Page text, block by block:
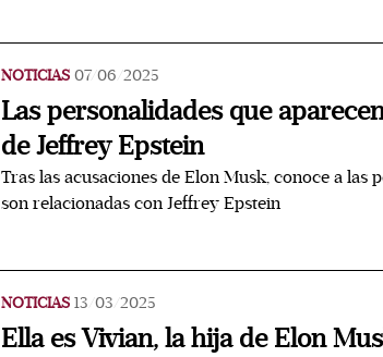
NOTICIAS 07/06/2025
Las personalidades que
de Jeffrey Epstein
Tras las acusaciones de Elon Musk, conoce a las
son relacionadas con Jeffrey Epstein
NOTICIAS 13/03/2025
Ella es Vivian, la hija de Elon